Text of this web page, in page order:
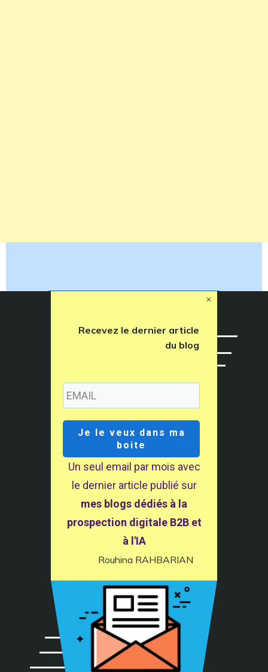
© 2024- AXIZ eBusiness SARL au capital de 7500 euros - 441
351 194 - 17 rue Guénégaud 75006 Paris - Déclaration CNIL
n° 1240480 - Tel. +33 664648759
Recevez le dernier article
du blog
Je le veux dans ma
boite
Un seul email par mois avec
le dernier article publié sur
mes blogs dédiés à la
prospection digitale B2B et
à l'IA
Rouhina RAHBARIAN